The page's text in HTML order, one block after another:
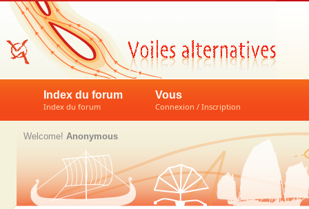
Index du forum
Index du forum
Vous
Connexion / Inscription
Welcome! Anonymous